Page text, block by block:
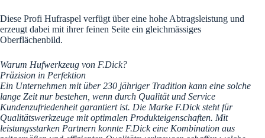
Diese Profi Hufraspel verfügt über eine hohe Abtragsleistung und
erzeugt dabei mit ihrer feinen Seite ein gleichmässiges
Oberflächenbild.
Warum Hufwerkzeug von F.Dick?
Präzision in Perfektion
Ein Unternehmen mit über 230 jähriger Tradition kann eine solche
lange Zeit nur bestehen, wenn durch Qualität und Service
Kundenzufriedenheit garantiert ist. Die Marke F.Dick steht für
Qualitätswerkzeuge mit optimalen Produkteigenschaften. Mit
leistungsstarken Partnern konnte F.Dick eine Kombination aus